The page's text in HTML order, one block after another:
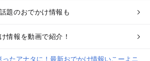
題のおでかけ情報も
情報を動画で紹介！